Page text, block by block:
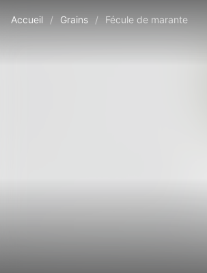
Accueil / Grains / Fécule de marante